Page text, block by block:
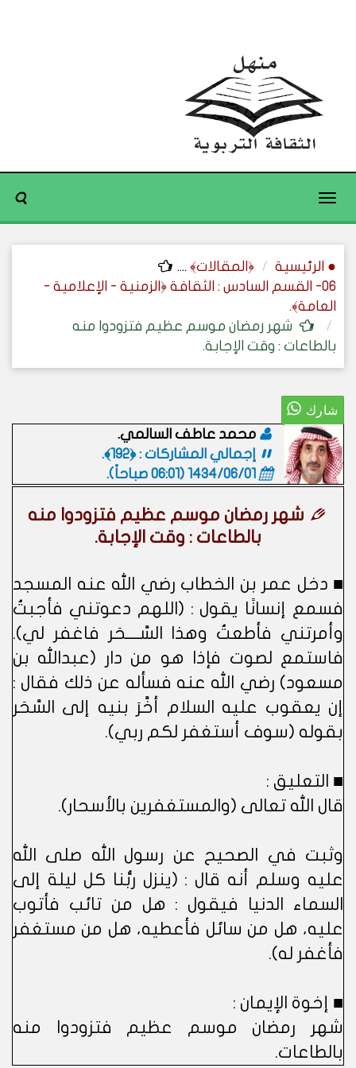
Toggle
● الرئيسية ﴿المقالات﴾ ....
06- القسم السادس : الثقافة ﴿الزمنية - الإعلامية -
العامة﴾.
شهر رمضان موسم عظيم فتزودوا منه
بالطاعات : وقت الإجابة.
محمد عاطف السالمي.
إجمالي المشاركات : ﴿192﴾.
1434/06/01 (06:01 صباحاً)
.
شهر رمضان موسم عظيم فتزودوا منه
بالطاعات : وقت الإجابة.
■ دخل عمر بن الخطاب رضي الله عنه المسجد
فسمع إنسانًا يقول : (اللهم دعوتني فأجبتُ
وأمرتني فأطعتُ وهذا السَّــــحَر فاغفر لي).
فاستمع لصوت فإذا هو من دار (عبدالله بن
مسعود) رضي الله عنه فسأله عن ذلك فقال :
إن يعقوب عليه السلام أخَّرَ بنيه إلى السَّحَر
بقوله (سوف أستغفر لكم ربي).
■ التعليق :
قال الله تعالى (والمستغفرين بالأسحار).
وثبت في الصحيح عن رسول الله صلى الله
عليه وسلم أنه قال : (ينزل ربُّنا كل ليلة إلى
السماء الدنيا فيقول : هل من تائب فأتوب
عليه، هل من سائل فأعطيه، هل من مستغفر
فأغفر له).
■ إخوة الإيمان :
شهر رمضان موسم عظيم فتزودوا منه
بالطاعات.